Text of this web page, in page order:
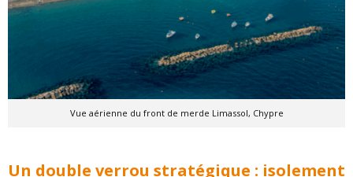
Vue aérienne du front de merde Limassol, Chypre
Un double verrou stratégique : isolement